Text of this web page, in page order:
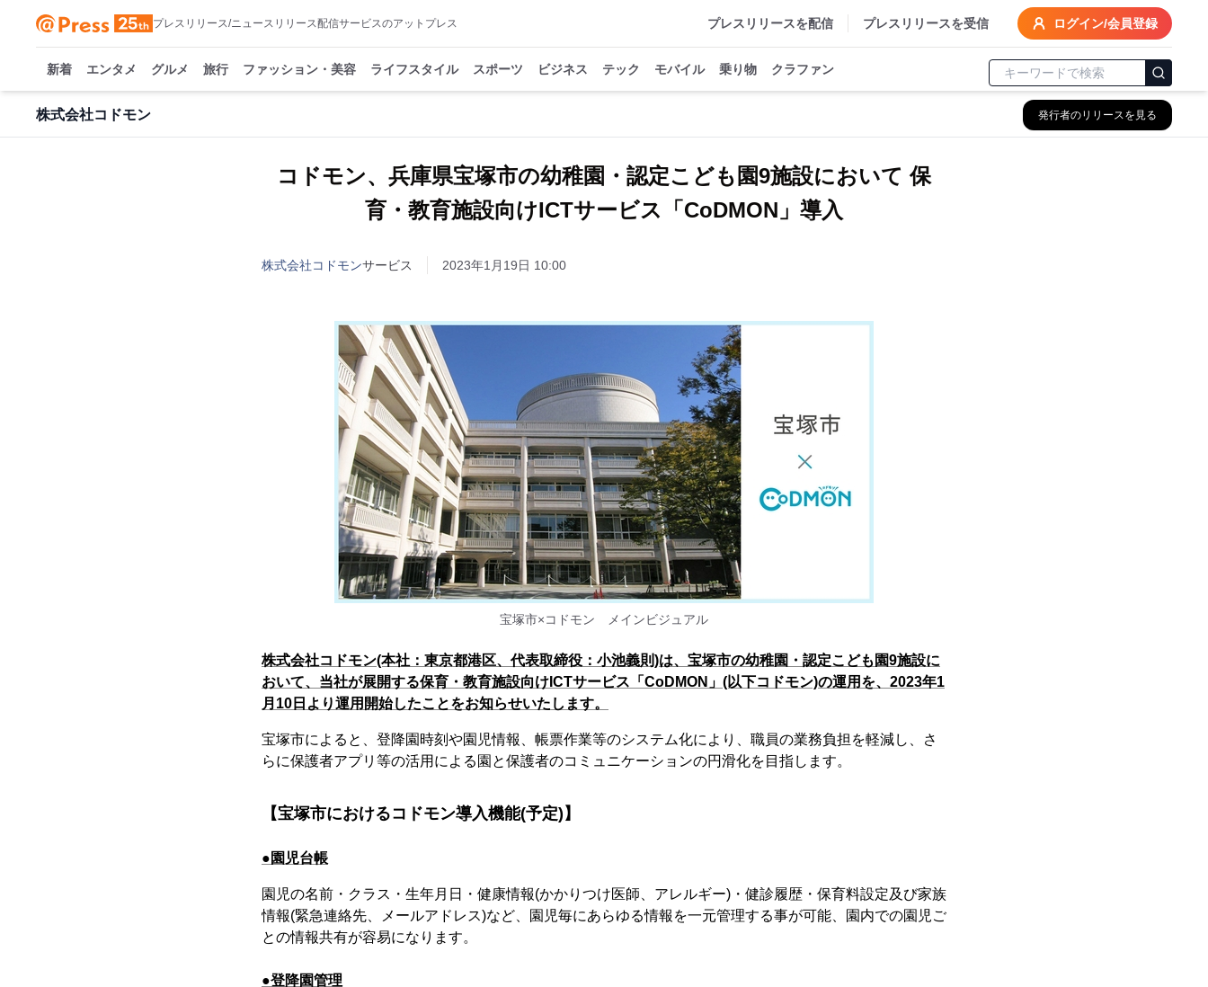
プレスリリース/ニュースリリース配信サービスのアットプレス プレスリリースを配信 プレスリリースを受信 ログイン/会員登録
新着 エンタメ グルメ 旅行 ファッション・美容 ライフスタイル スポーツ ビジネス テック モバイル 乗り物 クラファン
株式会社コドモン 発行者のリリースを見る
コドモン、兵庫県宝塚市の幼稚園・認定こども園9施設において 保
育・教育施設向けICTサービス「CoDMON」導入
株式会社コドモンサービス 2023年1月19日 10:00
宝塚市×コドモン メインビジュアル
株式会社コドモン(本社：東京都港区、代表取締役：小池義則)は、宝塚市の幼稚園・認定こども園9施設に
おいて、当社が展開する保育・教育施設向けICTサービス「CoDMON」(以下コドモン)の運用を、2023年1
月10日より運用開始したことをお知らせいたします。
宝塚市によると、登降園時刻や園児情報、帳票作業等のシステム化により、職員の業務負担を軽減し、さ
らに保護者アプリ等の活用による園と保護者のコミュニケーションの円滑化を目指します。
【宝塚市におけるコドモン導入機能(予定)】
●園児台帳
園児の名前・クラス・生年月日・健康情報(かかりつけ医師、アレルギー)・健診履歴・保育料設定及び家族
情報(緊急連絡先、メールアドレス)など、園児毎にあらゆる情報を一元管理する事が可能、園内での園児ご
との情報共有が容易になります。
●登降園管理